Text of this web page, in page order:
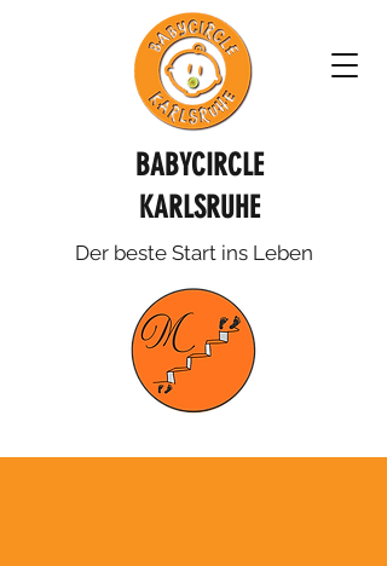
BABYCIRCLE
KARLSRUHE
Der beste Start ins Leben